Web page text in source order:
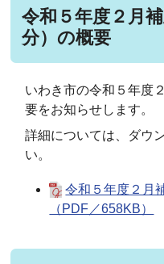
令和５年度２月
分）の概要
いわき市の令和５年度
要をお知らせします。
詳細については、ダウ
い。
令和５年度２月
（PDF／658KB）